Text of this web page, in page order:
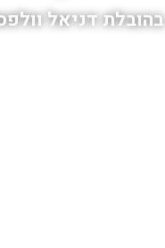
בהובלת דניאל